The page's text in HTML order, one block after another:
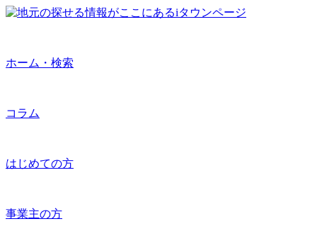
ホーム・検索
コラム
はじめての方
事業主の方